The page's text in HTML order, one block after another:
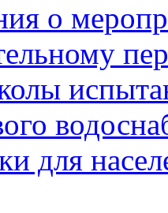
о
для